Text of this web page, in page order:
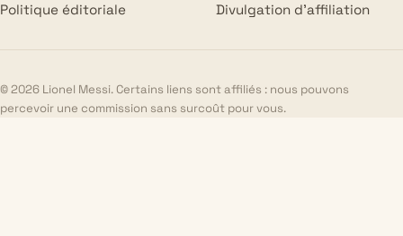
Politique éditoriale
Divulgation d’affiliation
© 2026 Lionel Messi. Certains liens sont affiliés : nous pouvons
percevoir une commission sans surcoût pour vous.